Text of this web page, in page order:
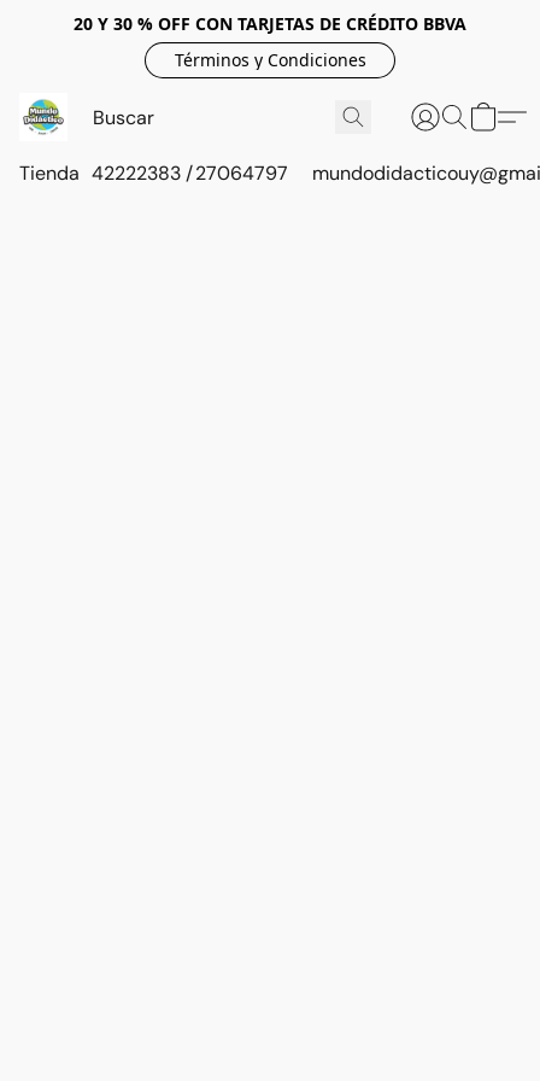
20 Y 30 % OFF CON TARJETAS DE CRÉDITO BBVA
Términos y Condiciones
Tienda 42222383 / 27064797